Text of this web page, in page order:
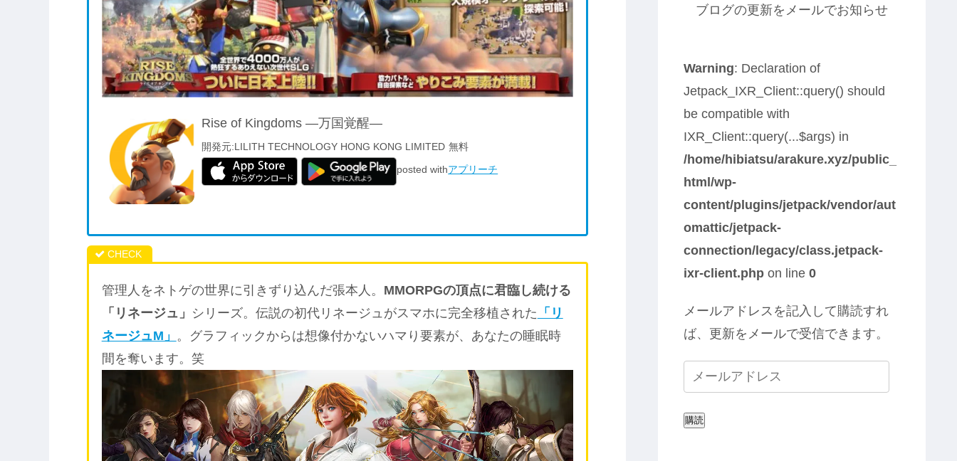
Rise of Kingdoms ―万国覚醒―
開発元:LILITH TECHNOLOGY HONG KONG LIMITED 無料
posted withアプリーチ
管理人をネトゲの世界に引きずり込んだ張本人。 MMORPGの頂点に君臨し続ける
「リネージュ」 シリーズ。伝説の初代リネージュがスマホに完全移植された 「リ
ネージュM」 。グラフィックからは想像付かないハマり要素が、あなたの睡眠時
間を奪います。笑
ブログの更新をメールでお知らせ
Warning: Declaration of
Jetpack_IXR_Client::query() should
be compatible with
IXR_Client::query(...$args) in
/home/hibiatsu/arakure.xyz/public_
html/wp-
content/plugins/jetpack/vendor/aut
omattic/jetpack-
connection/legacy/class.jetpack-
ixr-client.php on line 0
メールアドレスを記入して購読すれ
ば、更新をメールで受信できます。
購読